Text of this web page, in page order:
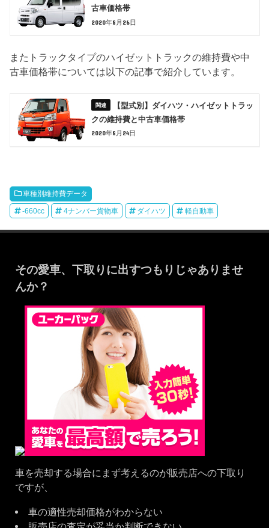
古車価格帯
2020年8月26日
またトラックタイプのハイゼットトラックの維持費や中
古車価格帯については以下の記事で紹介しています。
【型式別】ダイハツ・ハイゼットトラッ
クの維持費と中古車価格帯
2020年8月24日
車種別維持費データ
-660cc 4ナンバー貨物車 ダイハツ 軽自動車
その愛車、下取りに出すつもりじゃありませ
んか？
車を売却する場合にまず考えるのが販売店への下取り
ですが、
車の適性売却価格がわからない